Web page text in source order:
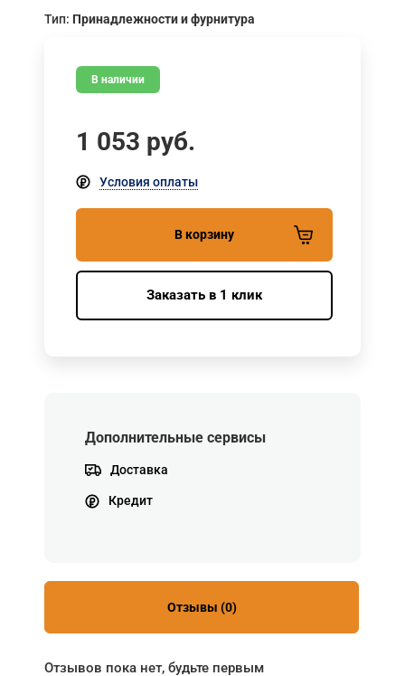
Тип: Принадлежности и фурнитура
В наличии
1 053 руб.
Условия оплаты
В корзину
Заказать в 1 клик
Дополнительные сервисы
Доставка
Кредит
Отзывы (0)
Отзывов пока нет, будьте первым